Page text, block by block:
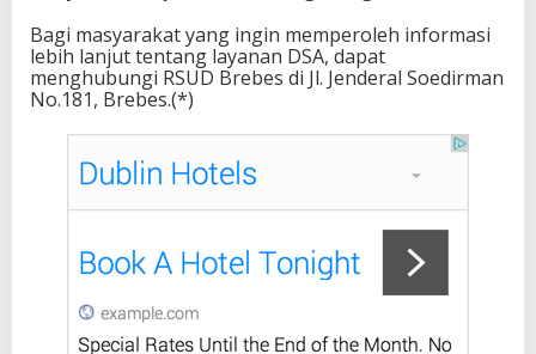
Bagi masyarakat yang ingin memperoleh informasi
lebih lanjut tentang layanan DSA, dapat
menghubungi RSUD Brebes di Jl. Jenderal Soedirman
No.181, Brebes.(*)